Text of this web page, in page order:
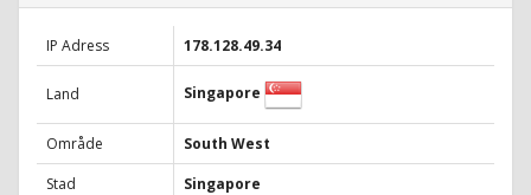
IP Adress 178.128.49.34
Land Singapore
Område
South West
Stad
Singapore